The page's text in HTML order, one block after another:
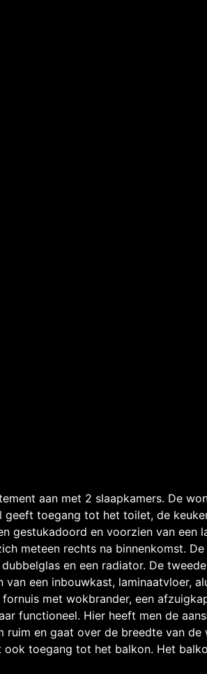
aan met 2 slaapkamers. De
toegang tot het toilet, de
gestukadoord en voorzien van een
meteen rechts na binnenkomst.
en een radiator. De
een inbouwkast, laminaatvloer,
met wokbrander, een
functioneel. Hier heeft men de
en gaat over de breedte van
toegang tot het balkon. Het